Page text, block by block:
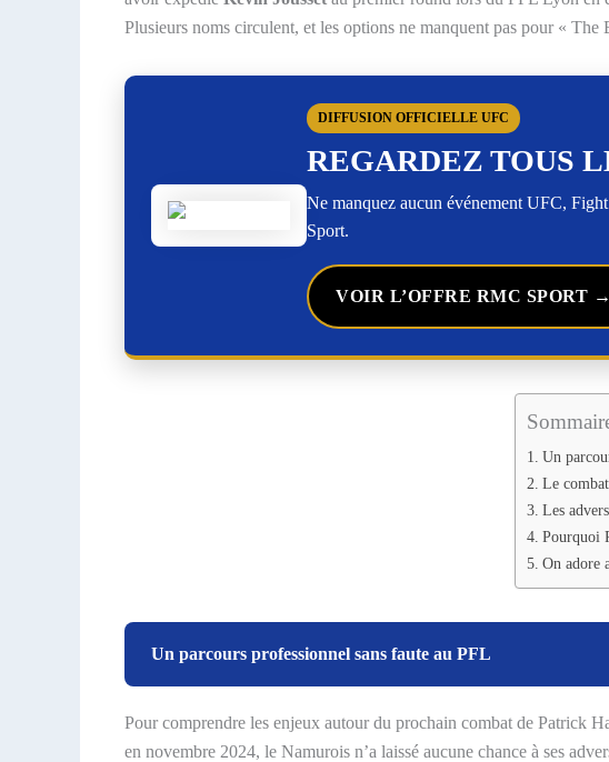
Plusieurs noms circulent, et les options ne manquent pas pour « The
DIFFUSION OFFICIELLE UFC
REGARDEZ TOUS
Ne manquez aucun événement UFC,
Sport.
VOIR L’OFFRE RMC SPORT →
Un
Le
Les
Pourquoi
On adore
Un parcours professionnel sans faute au PFL
Pour comprendre les enjeux autour du prochain combat de Patrick
en novembre 2024, le Namurois n’a laissé aucune chance à ses